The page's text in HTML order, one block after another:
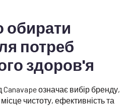
обирати
потреб
здоров'я
Canavape означає вибір бренду,
чистоту, ефективність та